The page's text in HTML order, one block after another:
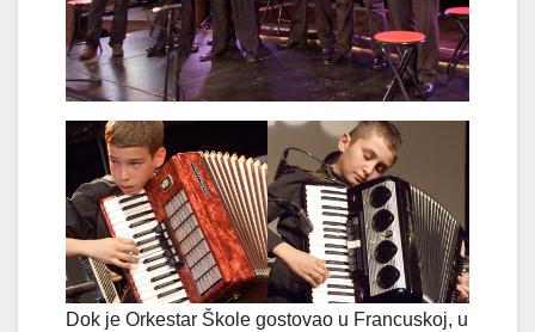
Dok je Orkestar Škole gostovao u Francuskoj, u